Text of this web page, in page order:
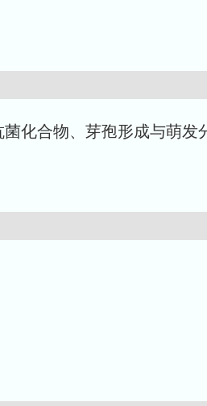
化合物、芽孢形成与萌发